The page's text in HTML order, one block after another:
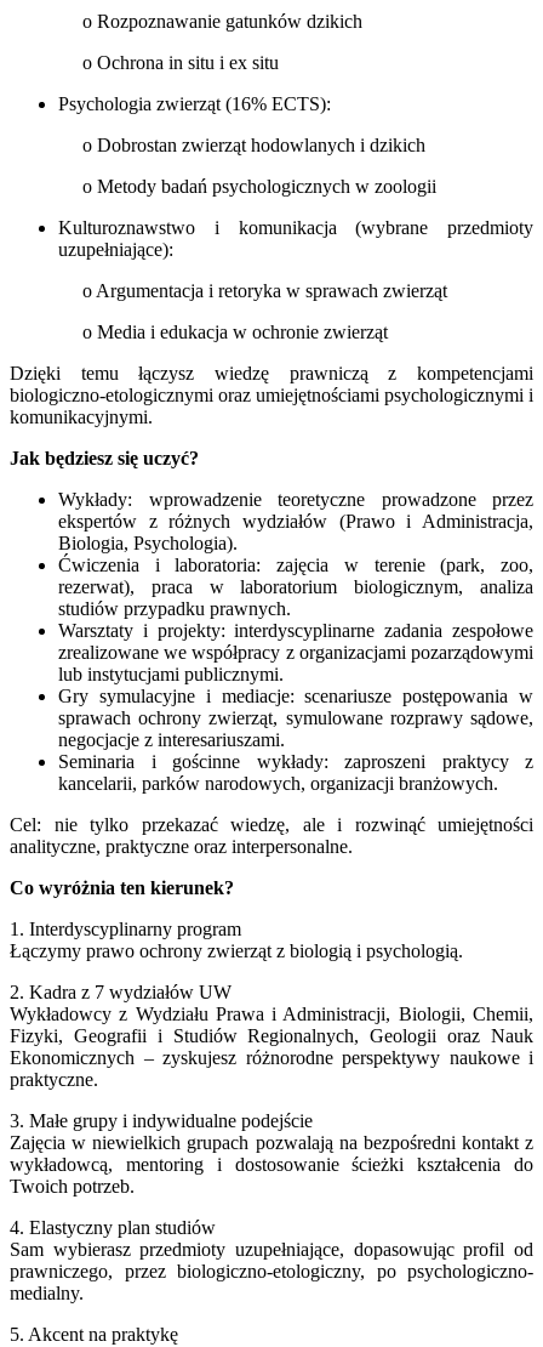
o Rozpoznawanie gatunków dzikich
o Ochrona in situ i ex situ
Psychologia zwierząt (16% ECTS):
o Dobrostan zwierząt hodowlanych i dzikich
o Metody badań psychologicznych w zoologii
Kulturoznawstwo i komunikacja (wybrane przedmioty
uzupełniające):
o Argumentacja i retoryka w sprawach zwierząt
o Media i edukacja w ochronie zwierząt
Dzięki temu łączysz wiedzę prawniczą z kompetencjami
biologiczno-etologicznymi oraz umiejętnościami psychologicznymi i
komunikacyjnymi.
Jak będziesz się uczyć?
Wykłady: wprowadzenie teoretyczne prowadzone przez
ekspertów z różnych wydziałów (Prawo i Administracja,
Biologia, Psychologia).
Ćwiczenia i laboratoria: zajęcia w terenie (park, zoo,
rezerwat), praca w laboratorium biologicznym, analiza
studiów przypadku prawnych.
Warsztaty i projekty: interdyscyplinarne zadania zespołowe
zrealizowane we współpracy z organizacjami pozarządowymi
lub instytucjami publicznymi.
Gry symulacyjne i mediacje: scenariusze postępowania w
sprawach ochrony zwierząt, symulowane rozprawy sądowe,
negocjacje z interesariuszami.
Seminaria i gościnne wykłady: zaproszeni praktycy z
kancelarii, parków narodowych, organizacji branżowych.
Cel: nie tylko przekazać wiedzę, ale i rozwinąć umiejętności
analityczne, praktyczne oraz interpersonalne.
Co wyróżnia ten kierunek?
1. Interdyscyplinarny program
Łączymy prawo ochrony zwierząt z biologią i psychologią.
2. Kadra z 7 wydziałów UW
Wykładowcy z Wydziału Prawa i Administracji, Biologii, Chemii,
Fizyki, Geografii i Studiów Regionalnych, Geologii oraz Nauk
Ekonomicznych – zyskujesz różnorodne perspektywy naukowe i
praktyczne.
3. Małe grupy i indywidualne podejście
Zajęcia w niewielkich grupach pozwalają na bezpośredni kontakt z
wykładowcą, mentoring i dostosowanie ścieżki kształcenia do
Twoich potrzeb.
4. Elastyczny plan studiów
Sam wybierasz przedmioty uzupełniające, dopasowując profil od
prawniczego, przez biologiczno-etologiczny, po psychologiczno-
medialny.
5. Akcent na praktykę